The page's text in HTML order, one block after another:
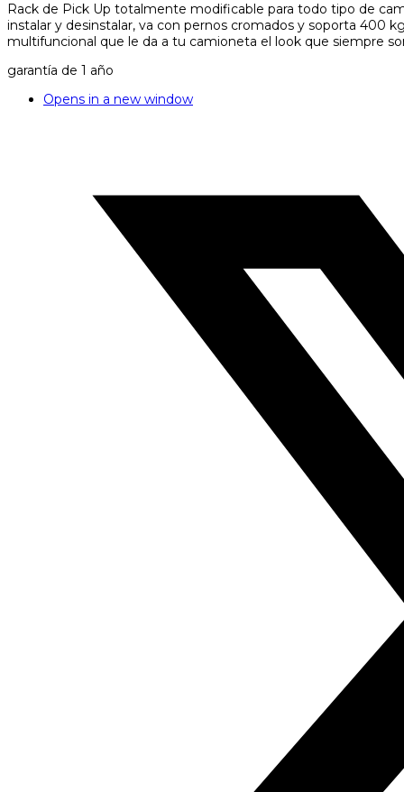
Rack de Pick Up totalmente modificable para todo tipo de
instalar y desinstalar, va con pernos cromados y soporta 400
multifuncional que le da a tu camioneta el look que siempre
garantía de 1 año
Opens in a new window